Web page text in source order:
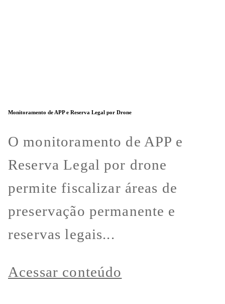
Monitoramento de APP e Reserva Legal por Drone
O monitoramento de APP e
Reserva Legal por drone
permite fiscalizar áreas de
preservação permanente e
reservas legais...
Acessar conteúdo